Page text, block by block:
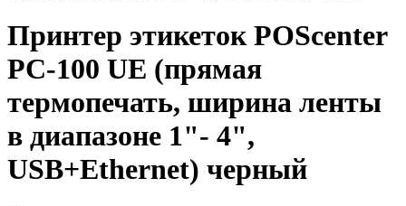
Принтер этикеток POScenter
PC-100 UE (прямая
термопечать, ширина ленты
в диапазоне 1"- 4",
USB+Ethernet) черный